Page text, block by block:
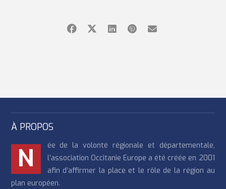
À PROPOS
N
ée de la volonté régionale et départementale,
l’association Occitanie Europe a été créée en 2001
afin d’affirmer la place et le rôle de la région au
plan européen.